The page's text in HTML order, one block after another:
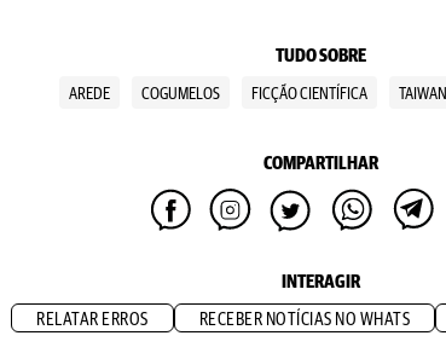
TUDO SOBRE
AREDE COGUMELOS FICÇÃO CIENTÍFICA TAIWAN
COMPARTILHAR
INTERAGIR
RELATAR ERROS RECEBER NOTÍCIAS NO WHATS